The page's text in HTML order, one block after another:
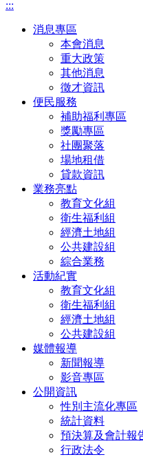
:::
消息專區
本會消息
重大政策
其他消息
徵才資訊
便民服務
補助福利專區
獎勵專區
社團聚落
場地租借
貸款資訊
業務亮點
教育文化組
衛生福利組
經濟土地組
公共建設組
綜合業務
活動紀實
教育文化組
衛生福利組
經濟土地組
公共建設組
媒體報導
新聞報導
影音專區
公開資訊
性別主流化專區
統計資料
預決算及會計報
行政法令